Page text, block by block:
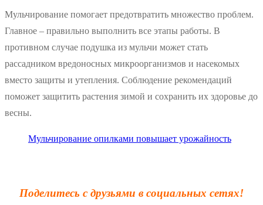
Мульчирование помогает предотвратить множество проблем.
Главное – правильно выполнить все этапы работы. В
противном случае подушка из мульчи может стать
рассадником вредоносных микроорганизмов и насекомых
вместо защиты и утепления. Соблюдение рекомендаций
поможет защитить растения зимой и сохранить их здоровье до
весны.
Мульчирование опилками повышает урожайность
Поделитесь с друзьями в социальных сетях!